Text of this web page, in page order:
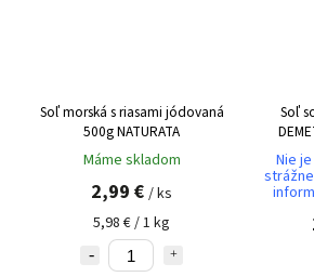
Soľ morská s riasami jódovaná
500g NATURATA
Máme skladom
2,99 € / ks
5,98 € / 1 kg
Soľ
Nie